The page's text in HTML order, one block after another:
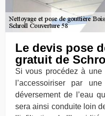
Le devis pose
gratuit de
Si vous procédez à
l’accessoiriser par
déversement de l’eau
sera ainsi conduite loin